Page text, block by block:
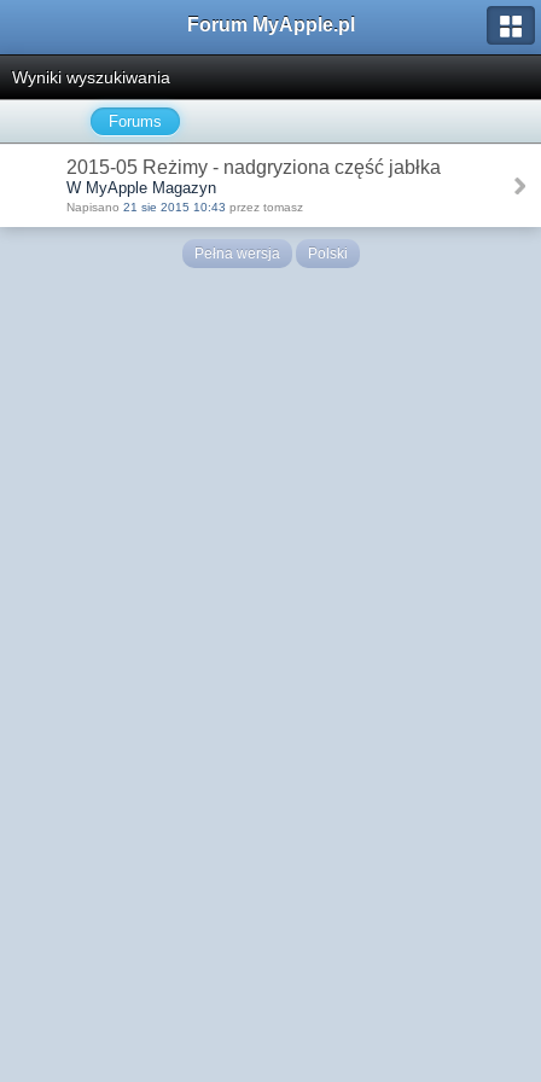
Forum MyApple.pl
Wyniki wyszukiwania
Forums
2015-05 Reżimy - nadgryziona część jabłka
W MyApple Magazyn
Napisano 21 sie 2015 10:43 przez tomasz
Pełna wersja Polski